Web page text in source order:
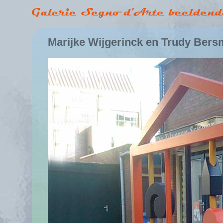
Marijke Wijgerinck en Trudy